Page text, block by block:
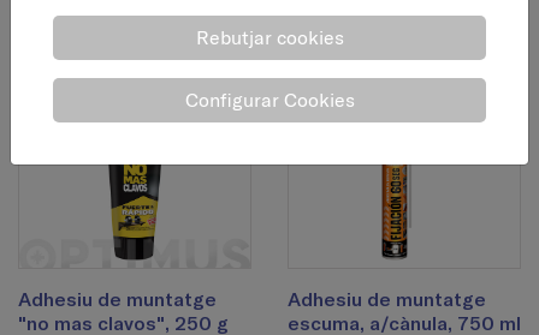
13,95 € AFEGEIX
Adhesiu de muntatge
"no mas clavos", 250 g
Adhesiu de muntatge
escuma, a/cànula, 750 ml
Rebutjar cookies
Configurar Cookies